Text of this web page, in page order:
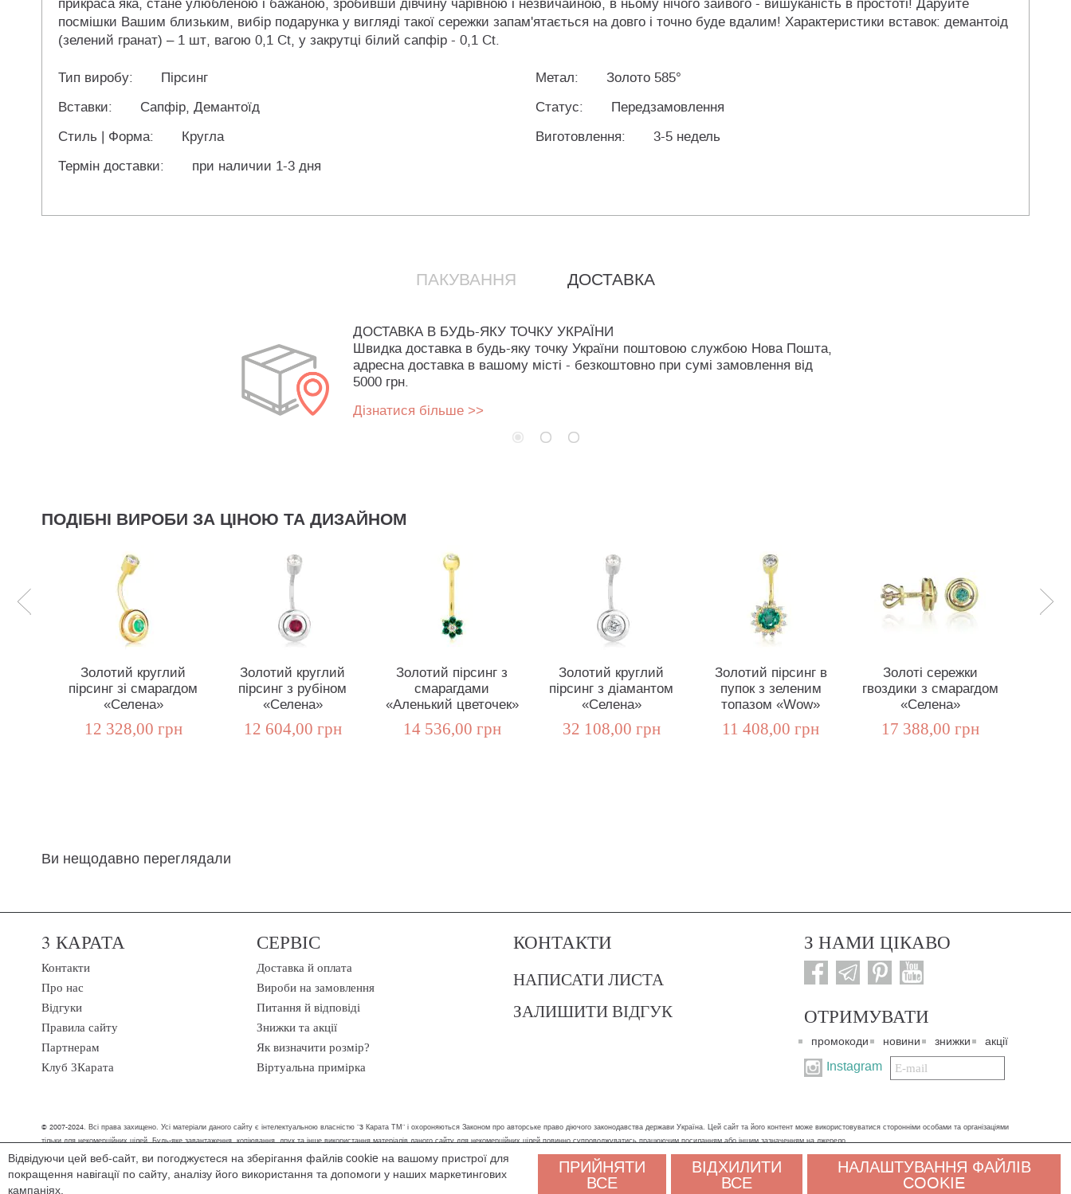
прикраса яка, стане улюбленою і бажаною, зробивши дівчину чарівною і незвичайною, в ньому нічого зайвого - вишуканість в простоті! Даруйте
посмішки Вашим близьким, вибір подарунка у вигляді такої сережки запам'ятається на довго і точно буде вдалим! Характеристики вставок: демантоід
(зелений гранат) – 1 шт, вагою 0,1 Ct, у закрутці білий сапфір - 0,1 Ct.
Тип виробу: Пірсинг Метал:
Золото 585°
Вставки:
Сапфір, Демантоїд Статус:
Передзамовлення
Стиль | Форма:
Кругла Виготовлення:
3-5 недель
Термін доставки:
при наличии 1-3 дня
ПАКУВАННЯ ДОСТАВКА
ДОСТАВКА В БУДЬ-ЯКУ ТОЧКУ УКРАЇНИ
Швидка доставка в будь-яку точку України поштовою службою Нова Пошта,
адресна доставка в вашому місті - безкоштовно при сумі замовлення від
5000 грн.
Дізнатися більше >>
ПОДІБНІ ВИРОБИ ЗА ЦІНОЮ ТА ДИЗАЙНОМ
Золотий круглий
пірсинг зі смарагдом
«Селена»
12 328,00 грн
Золотий круглий
пірсинг з рубіном
«Селена»
12 604,00 грн
Золотий пірсинг з
смарагдами
«Аленький цветочек»
14 536,00 грн
Золотий круглий
пірсинг з діамантом
«Селена»
32 108,00 грн
Золотий пірсинг в
пупок з зеленим
топазом «Wow»
11 408,00 грн
Золоті сережки
гвоздики з смарагдом
«Селена»
17 388,00 грн
Ви нещодавно переглядали
3 КАРАТА
Контакти
Про нас
Відгуки
Правила сайту
Партнерам
Клуб 3Карата
СЕРВІС
Доставка й оплата
Вироби на замовлення
Питання й відповіді
Знижки та акції
Як визначити розмір?
Віртуальна примірка
КОНТАКТИ
НАПИСАТИ ЛИСТА
ЗАЛИШИТИ ВІДГУК
З НАМИ ЦІКАВО
ОТРИМУВАТИ
промокоди новини знижки акції
Instagram
Подписаться
на
© 2007-2024. Всі права захищено. Усі матеріали даного сайту є інтелектуальною власністю "3 Карата ТМ" і охороняються Законом про авторське право діючого законодавства держави Україна. Цей сайт та його контент може використовуватися сторонніми особами та організаціями
тільки для некомерційних цілей. Будь-яке завантаження, копіювання, друк та інше використання матеріалів даного сайту для некомерційних цілей повинно супроводжуватись працюючим посиланням або іншим зазначенням на джерело.
Ми обробляємо персональні дані (cookies, IP-адреса, місце розташування), щоб вам було зручніше користуватися сайтом. Залишаючись на сайті, ви погоджуєтеся на обробку персональних даних. Якщо ви не згодні, будь ласка, покиньте сайт і зв'яжіться з нами будь-яким
зручним способом, ми допоможемо знайти рішення.
Відвідуючи цей веб-сайт, ви погоджуєтеся на зберігання файлів cookie на вашому пристрої для
покращення навігації по сайту, аналізу його використання та допомоги у наших маркетингових
кампаніях.
ПРИЙНЯТИ
ВСЕ
ВІДХИЛИТИ
ВСЕ
НАЛАШТУВАННЯ ФАЙЛІВ
COOKIE